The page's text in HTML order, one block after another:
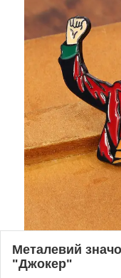
Металевий
"Джокер"